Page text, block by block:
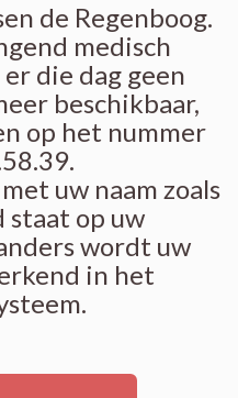
de Regenboog.
medisch
die dag geen
beschikbaar,
op het nummer
uw naam zoals
staat op uw
wordt uw
in het